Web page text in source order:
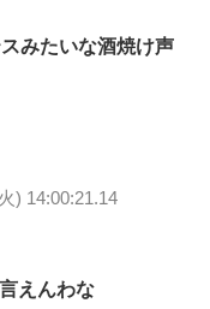
みたいな酒焼け声
) 14:00:21.14
えんわな